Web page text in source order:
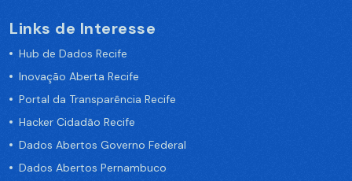
Links de Interesse
Hub de Dados Recife
Inovação Aberta Recife
Portal da Transparência Recife
Hacker Cidadão Recife
Dados Abertos Governo Federal
Dados Abertos Pernambuco